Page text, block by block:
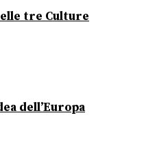
tre Culture
dell’Europa